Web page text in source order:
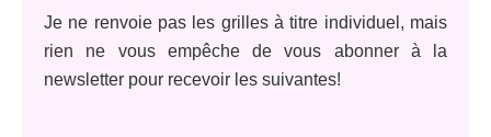
Je ne renvoie pas les grilles à titre individuel, mais
rien ne vous empêche de vous abonner à la
newsletter pour recevoir les suivantes!